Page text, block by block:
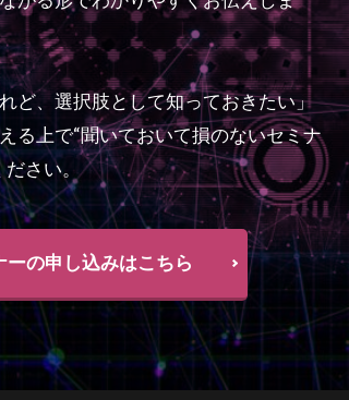
ど、選択肢として知っておきたい」
る上で“聞いておいて損のないセミナ
ださい。
ーの申し込みはこちら